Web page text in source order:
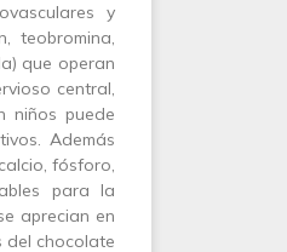
y
teobromina,
que operan
central,
niños puede
Además
fósforo,
para la
aprecian en
del chocolate